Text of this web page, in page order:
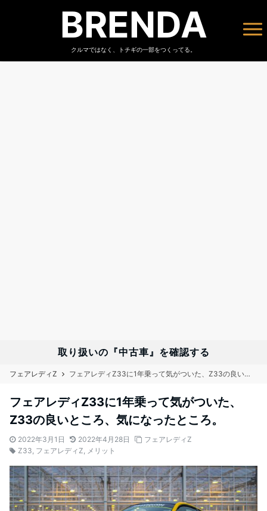
BRENDA
クルマではなく、トチギの一部をつくってる。
取り扱いの『中古車』を確認する
フェアレディZ フェアレディZ33に1年乗って気がついた、Z33の良いところ、気になったところ。
フェアレディZ33に1年乗って気がついた、
Z33の良いところ、気になったところ。
2022年3月1日 2022年4月28日
フェアレディZ
Z33, フェアレディZ, メリット